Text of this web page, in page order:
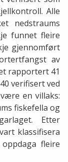
Alle
nedstraums
funnet fleire
gjennomført
av
rapportert 41
verifisert ved
en villaks:
fiskefella og
Etter
klassifisera
fleire